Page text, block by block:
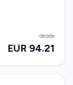
desde
EUR 94.21